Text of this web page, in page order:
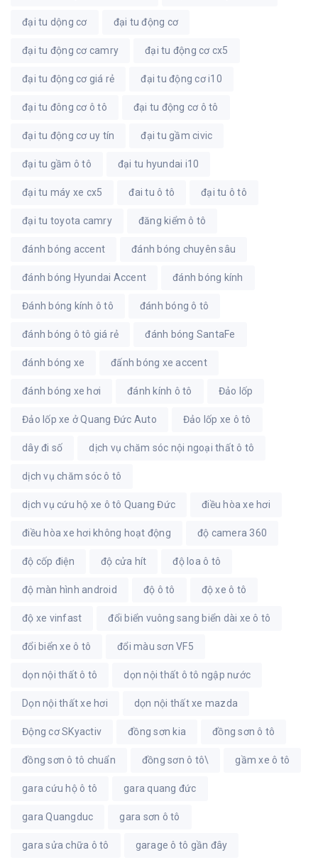
đại tu dộng cơ đại tu động cơ
đại tu động cơ camry đại tu động cơ cx5
đại tu động cơ giá rẻ đại tu động cơ i10
đại tu đông cơ ô tô đại tu động cơ ô tô
đại tu động cơ uy tín đại tu gầm civic
đại tu gầm ô tô đại tu hyundai i10
đại tu máy xe cx5 đai tu ô tô đại tu ô tô
đại tu toyota camry đăng kiểm ô tô
đánh bóng accent đánh bóng chuyên sâu
đánh bóng Hyundai Accent đánh bóng kính
Đánh bóng kính ô tô đánh bóng ô tô
đánh bóng ô tô giá rẻ đánh bóng SantaFe
đánh bóng xe đấnh bóng xe accent
đánh bóng xe hơi đánh kính ô tô Đảo lốp
Đảo lốp xe ở Quang Đức Auto Đảo lốp xe ô tô
dây đi số dịch vụ chăm sóc nội ngoại thất ô tô
dịch vụ chăm sóc ô tô
dịch vụ cứu hộ xe ô tô Quang Đức điều hòa xe hơi
điều hòa xe hơi không hoạt động độ camera 360
độ cốp điện độ cửa hít độ loa ô tô
độ màn hình android độ ô tô độ xe ô tô
độ xe vinfast đổi biển vuông sang biển dài xe ô tô
đổi biển xe ô tô đổi màu sơn VF5
dọn nội thất ô tô dọn nội thất ô tô ngập nước
Dọn nội thất xe hơi dọn nội thất xe mazda
Động cơ SKyactiv đồng sơn kia đồng sơn ô tô
đồng sơn ô tô chuẩn đồng sơn ô tô\ gầm xe ô tô
gara cứu hộ ô tô gara quang đức
gara Quangduc gara sơn ô tô
gara sửa chữa ô tô garage ô tô gần đây